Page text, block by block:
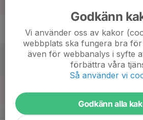
Godkänn
Vi använder oss av kakor
webbplats ska fungera bra för
även för webbanalys i syfte
förbättra våra
Så använder vi
Godkänn alla